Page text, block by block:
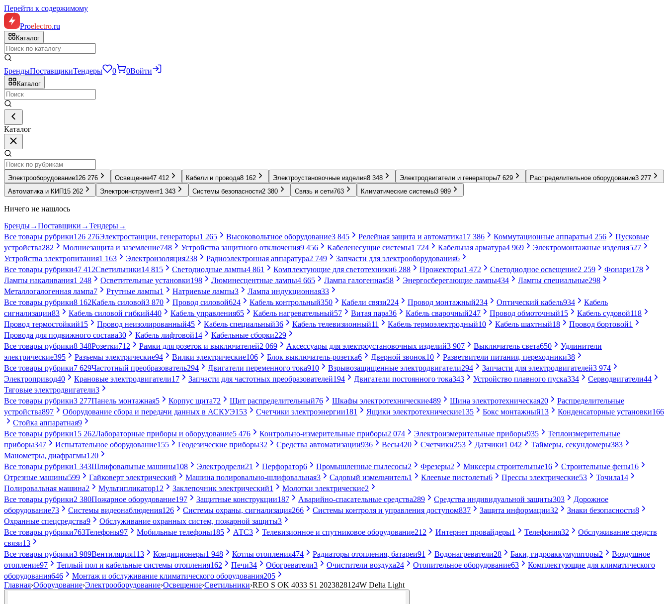
Перейти к содержимому
Proelectro.ru
Каталог
БрендыПоставщикиТендеры 0 0Войти
Каталог
Каталог
Электрооборудование126 276 Освещение47 412 Кабели и провода8 162 Электроустановочные изделия8 348 Электродвигатели и генераторы7 629 Распределительное оборудование3 277
Автоматика и КИП 15 262 Электроинструмент1 343 Системы безопасности2 380 Связь и сети763 Климатические системы3 989
Ничего не нашлось
Бренды→Поставщики →Тендеры→
Все товары рубрики126 276Электростанции, генераторы1 265 Высоковольтное оборудование3 845 Релейная защита и автоматика17 386 Коммутационные аппараты4 256
Пусковые
устройства282 Молниезащита и заземление748 Устройства защитного отключения9 456 Кабеленесущие системы1 724 Кабельная арматура4 969 Электромонтажные изделия527
Устройства электропитания1 163 Электроизоляция238 Радиоэлектронная аппаратура2 749 Запчасти для электрооборудования6
Все товары рубрики47 412Светильники14 815 Светодиодные лампы4 861 Комплектующие для светотехники6 288 Прожекторы1 472 Светодиодное освещение2 259 Фонари178
Лампы накаливания1 248 Осветительные установки198 Люминесцентные лампы4 665 Лампа галогенная58 Энергосберегающие лампы434 Лампы специальные298
Металлогалогенная лампа7 Ртутные лампы1 Натриевые лампы3 Лампа индукционная33
Все товары рубрики8 162Кабель силовой3 870 Провод силовой624 Кабель контрольный350 Кабели связи224 Провод монтажный234 Оптический кабель934
Кабель
сигнализации83 Кабель силовой гибкий440 Кабель управления65 Кабель нагревательный57 Витая пара36 Кабель сварочный247 Провод обмоточный15 Кабель судовой118
Провод термостойкий15 Провод неизолированный45 Кабель специальный36 Кабель телевизионный11 Кабель термоэлектродный10 Кабель шахтный18 Провод бортовой1
Провода для подвижного состава30 Кабель лифтовой14 Кабельные сборки229
Все товары рубрики8 348Розетки712 Рамки для розеток и выключателей2 069 Аксессуары для электроустановочных изделий3 907 Выключатель света650
Удлинители
электрические395 Разъемы электрические94 Вилки электрические106 Блок выключатель-розетка6 Дверной звонок10 Разветвители питания, переходники38
Все товары рубрики7 629Частотный преобразователь294 Двигатели переменного тока910 Взрывозащищенные электродвигатели294 Запчасти для электродвигателей3 974
Электропривод40 Крановые электродвигатели17 Запчасти для частотных преобразователей194 Двигатели постоянного тока343 Устройство плавного пуска334 Серводвигатели44
Тяговые электродвигатели3
Все товары рубрики3 277Панель монтажная5 Корпус щита72 Щит распределительный76 Шкафы электротехнические489 Шина электротехническая20
Распределительные
устройства897 Оборудование сбора и передачи данных в АСКУЭ153 Счетчики электроэнергии181 Ящики электротехнические135 Бокс монтажный13 Конденсаторные установки166
Стойка аппаратная9
Все товары рубрики15 262Лабораторные приборы и оборудование5 476 Контрольно-измерительные приборы2 074 Электроизмерительные приборы935
Теплоизмерительные
приборы347 Испытательное оборудование155 Геодезические приборы32 Средства автоматизации936 Весы420 Счетчики253 Датчики1 042 Таймеры, секундомеры383
Манометры, диафрагмы120
Все товары рубрики1 343Шлифовальные машины108 Электродрели21 Перфоратор6 Промышленные пылесосы2 Фрезеры2 Миксеры строительные16 Строительные фены16
Отрезные машины599 Гайковерт электрический Машина полировально-шлифовальная3 Садовый измельчитель1 Клеевые пистолеты6 Прессы электрические53 Точила14
Полировальная машина2 Мультипликатор12 Заклепочник электрический1 Молотки электрические2
Все товары рубрики2 380Пожарное оборудование197 Защитные конструкции187 Аварийно-спасательные средства289 Средства индивидуальной защиты303
Дорожное
оборудование73 Системы видеонаблюдения126 Системы охраны, сигнализация266 Системы контроля и управления доступом837 Защита информации32 Знаки безопасности8
Охранные спецсредства9 Обслуживание охранных систем, пожарной защиты3
Все товары рубрики763Телефоны97 Мобильные телефоны185 АТС3 Телевизионное и спутниковое оборудование212 Интернет провайдеры1 Телефония32
Обслуживание средств
связи13
Все товары рубрики3 989Вентиляция113 Кондиционеры1 948 Котлы отопления474 Радиаторы отопления, батареи91 Водонагреватели28 Баки, гидроаккумуляторы2
Воздушное
отопление97 Теплый пол и кабельные системы отопления162 Печи34 Обогреватели3 Очистители воздуха24 Отопительное оборудование63
Комплектующие для климатического
оборудования646 Монтаж и обслуживание климатического оборудования205
Главная›Оборудование›Электрооборудование›Освещение›Светильники›REO S OK 4033 S1 2023828124W Delta Light